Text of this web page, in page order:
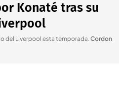
Konaté tras su
del Liverpool esta temporada.Cordon